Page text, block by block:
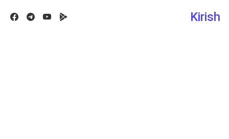
FacebookTelegram
Youtube Kirish